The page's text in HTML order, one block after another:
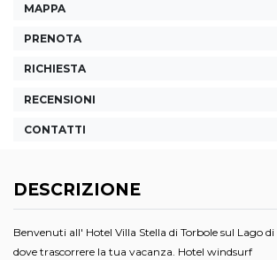
MAPPA
PRENOTA
RICHIESTA
RECENSIONI
CONTATTI
DESCRIZIONE
Benvenuti all' Hotel Villa Stella di Torbole sul Lago
dove trascorrere la tua vacanza. Hotel windsurf